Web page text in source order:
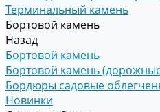
Терминальный камень
Бортовой камень
Назад
Бортовой камень
Бортовой камень
Бордюры садовые
Новинки